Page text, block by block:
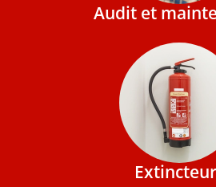
Audit et